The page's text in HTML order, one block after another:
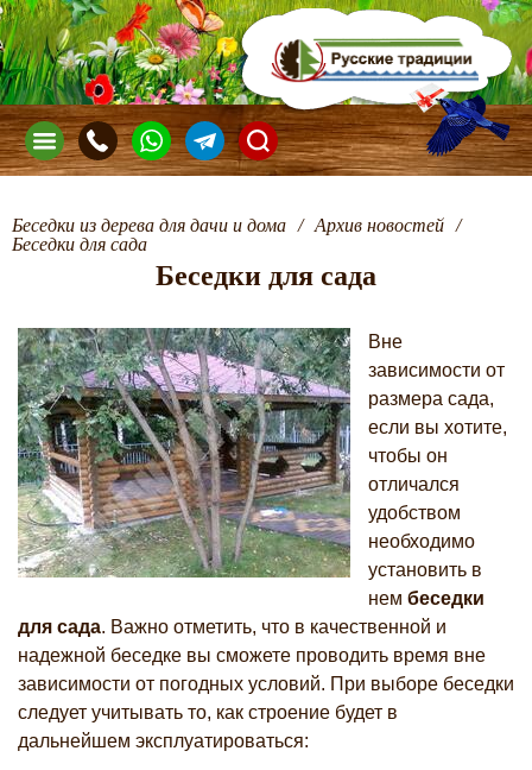
Беседки из дерева для дачи и дома / Архив новостей /
Беседки для сада
Беседки для сада
Вне
зависимости от
размера сада,
если вы хотите,
чтобы он
отличался
удобством
необходимо
установить в
нем беседки
для сада. Важно отметить, что в качественной и
надежной беседке вы сможете проводить время вне
зависимости от погодных условий. При выборе беседки
следует учитывать то, как строение будет в
дальнейшем эксплуатироваться: